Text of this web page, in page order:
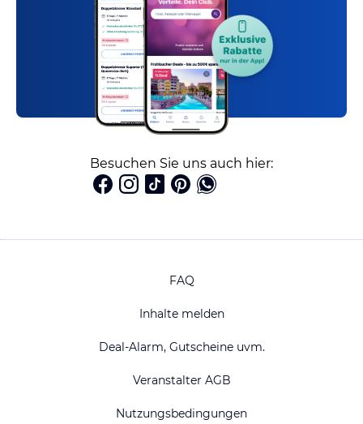
Besuchen Sie uns auch hier:
FAQ
Inhalte melden
Deal-Alarm, Gutscheine uvm.
Veranstalter AGB
Nutzungsbedingungen